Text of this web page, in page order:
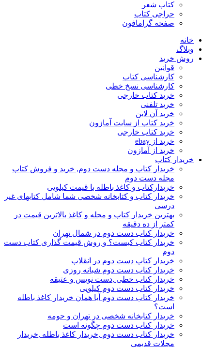
کتاب شعر
حراجی کتاب
صفحه گرامافون
خانه
وبلاگ
روش خرید
قوانین
کارشناسی کتاب
کارشناسی نسخ خطی
خرید کتاب خارجی
خرید تلفنی
خرید آن لاین
خرید کتاب از سایت آمازون
خرید کتاب خارجی
خرید از ebay
خرید از آمازون
خریدار کتاب
خریدار کتاب و مجله دست دوم, خرید و فروش کتاب
مجله دست دوم
خریدارکتاب و کاغذ باطله با قیمت کیلویی
خریدار کتاب و کتابخانه شخصی شما شامل کتابهای غیر
درسی
بهترین خریدار کتاب و مجله و کاغذ بالاترین قیمت در
کمتر از ده دقیقه
خریدار کتاب دست دوم در شمال تهران
خریدار کتاب کیست؟ و روش قیمت گذاری کتاب دست
دوم
خریدار کتاب دست دوم در انقلاب
خریدار کتاب دست دوم شبانه روزی
خریدار کتاب خطی ,دست نویس و عتیقه
خریدار کتاب دست دوم کیلویی
خریدار کتاب دست دوم آیا همان خریدار کاغذ باطله
است؟
خریدار کتابخانه شخصی در تهران و حومه
خریدار کتاب دست دوم چگونه است
خریدار کتاب دست دوم ,خریدار کاغذ باطله ,خریدار
مجلات قدیمی